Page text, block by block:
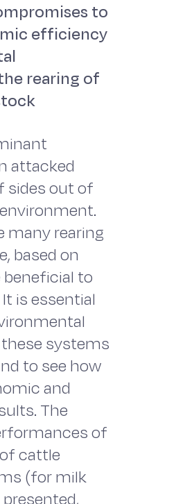
to
efficiency
rearing of
attacked
sides out of
many rearing
based on
to
is essential
systems
to see how
and
The
of
cattle
(for milk